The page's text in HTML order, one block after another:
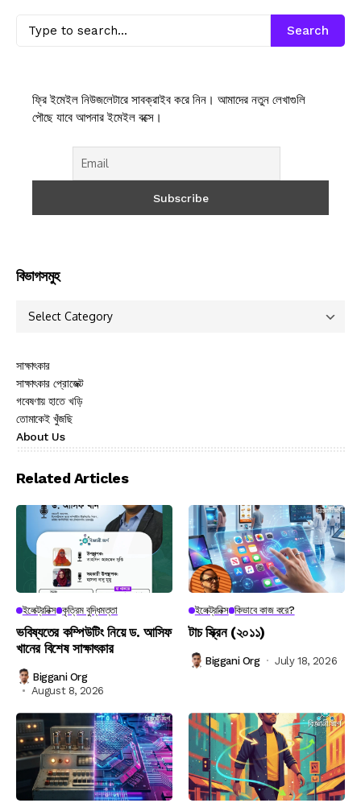
Search
ফ্রি ইমেইল নিউজলেটারে সাবক্রাইব করে নিন। আমাদের নতুন লেখাগুলি
পৌছে যাবে আপনার ইমেইল বক্সে।
বিভাগসমুহ
সাক্ষাৎকার
সাক্ষাৎকার প্রোজেক্ট
গবেষণায় হাতে খড়ি
তোমাকেই খুঁজছি
About Us
Related Articles
ইলেক্ট্রনিক্স কৃত্রিম বুদ্ধিমত্তা
ভবিষ্যতের কম্পিউটিং নিয়ে ড. আসিফ
খানের বিশেষ সাক্ষাৎকার
Biggani Org
August 8, 2026
ইলেক্ট্রনিক্স কিভাবে কাজ করে?
টাচ স্ক্রিন (২০১১)
Biggani Org July 18, 2026